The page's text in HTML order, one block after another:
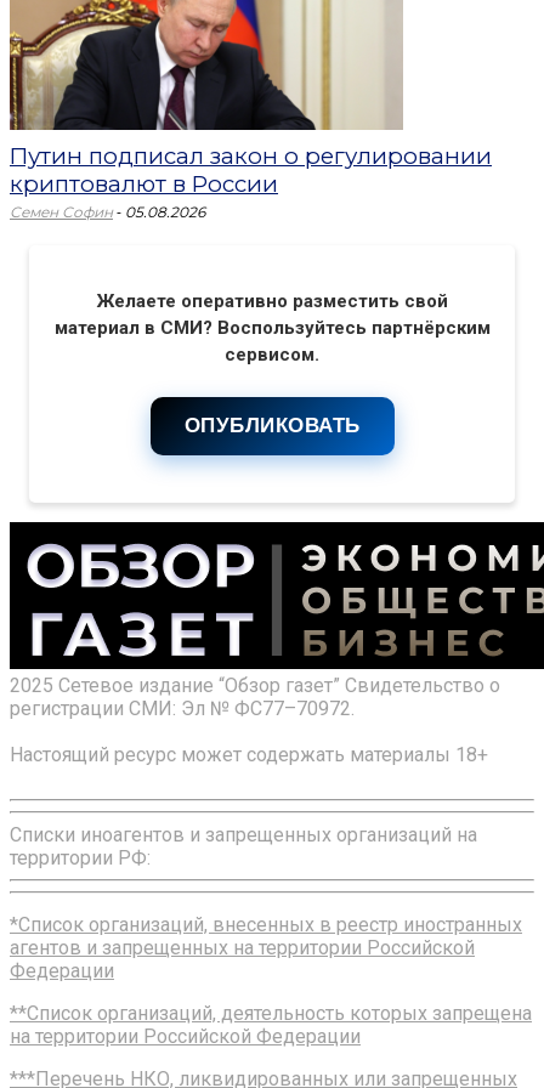
Путин подписал закон о регулировании
криптовалют в России
Семен Софин - 05.08.2026
Желаете оперативно разместить свой
материал в СМИ? Воспользуйтесь партнёрским
сервисом.
ОПУБЛИКОВАТЬ
2025 Сетевое издание “Обзор газет” Свидетельство о
регистрации СМИ: Эл № ФС77–70972.
Настоящий ресурс может содержать материалы 18+
Списки иноагентов и запрещенных организаций на
территории РФ:
*Список организаций, внесенных в реестр иностранных
агентов и запрещенных на территории Российской
Федерации
**Список организаций, деятельность которых запрещена
на территории Российской Федерации
***Перечень НКО, ликвидированных или запрещенных